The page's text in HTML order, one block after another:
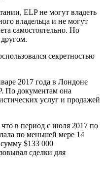
ELP не могут владеть
владельца и не могут
самостоятельно. Но
другом.
секретностью
2017 года в Лондоне
По документам она
услуг и продажей
в период с июля 2017 по
по меньшей мере 14
$133 000
сделки для